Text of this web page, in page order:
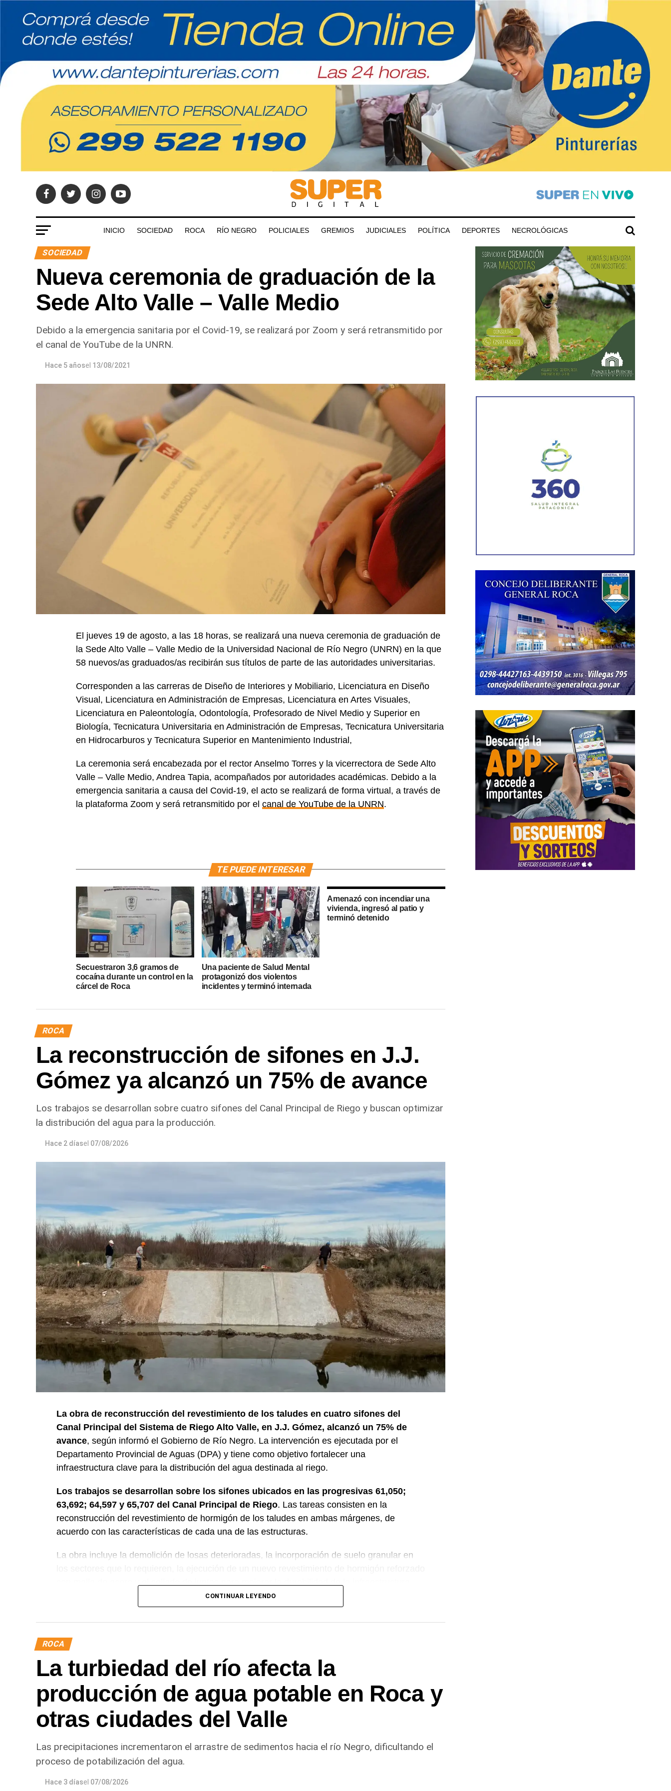
INICIO SOCIEDAD ROCA RÍO NEGRO POLICIALES GREMIOS JUDICIALES POLÍTICA DEPORTES NECROLÓGICAS
SOCIEDAD
Nueva ceremonia de graduación de la
Sede Alto Valle – Valle Medio
Debido a la emergencia sanitaria por el Covid-19, se realizará por Zoom y será retransmitido por
el canal de YouTube de la UNRN.
Hace 5 añosel 13/08/2021
El jueves 19 de agosto, a las 18 horas, se realizará una nueva ceremonia de graduación de
la Sede Alto Valle – Valle Medio de la Universidad Nacional de Río Negro (UNRN) en la que
58 nuevos/as graduados/as recibirán sus títulos de parte de las autoridades universitarias.
Corresponden a las carreras de Diseño de Interiores y Mobiliario, Licenciatura en Diseño
Visual, Licenciatura en Administración de Empresas, Licenciatura en Artes Visuales,
Licenciatura en Paleontología, Odontología, Profesorado de Nivel Medio y Superior en
Biología, Tecnicatura Universitaria en Administración de Empresas, Tecnicatura Universitaria
en Hidrocarburos y Tecnicatura Superior en Mantenimiento Industrial,
La ceremonia será encabezada por el rector Anselmo Torres y la vicerrectora de Sede Alto
Valle – Valle Medio, Andrea Tapia, acompañados por autoridades académicas. Debido a la
emergencia sanitaria a causa del Covid-19, el acto se realizará de forma virtual, a través de
la plataforma Zoom y será retransmitido por el canal de YouTube de la UNRN.
TE PUEDE INTERESAR
Secuestraron 3,6 gramos de
cocaína durante un control en la
cárcel de Roca
Una paciente de Salud Mental
protagonizó dos violentos
incidentes y terminó internada
Amenazó con incendiar una
vivienda, ingresó al patio y
terminó detenido
ROCA
La reconstrucción de sifones en J.J.
Gómez ya alcanzó un 75% de avance
Los trabajos se desarrollan sobre cuatro sifones del Canal Principal de Riego y buscan optimizar
la distribución del agua para la producción.
Hace 2 díasel 07/08/2026
La obra de reconstrucción del revestimiento de los taludes en cuatro sifones del
Canal Principal del Sistema de Riego Alto Valle, en J.J. Gómez, alcanzó un 75% de
avance, según informó el Gobierno de Río Negro. La intervención es ejecutada por el
Departamento Provincial de Aguas (DPA) y tiene como objetivo fortalecer una
infraestructura clave para la distribución del agua destinada al riego.
Los trabajos se desarrollan sobre los sifones ubicados en las progresivas 61,050;
63,692; 64,597 y 65,707 del Canal Principal de Riego. Las tareas consisten en la
reconstrucción del revestimiento de hormigón de los taludes en ambas márgenes, de
acuerdo con las características de cada una de las estructuras.
La obra incluye la demolición de losas deterioradas, la incorporación de suelo granular en
Desde el DPA destacaron que esta intervención forma parte del plan de mantenimiento y
eficiente y seguro para los productores del Alto Valle.
CONTINUAR LEYENDO
ROCA
La turbiedad del río afecta la
producción de agua potable en Roca y
otras ciudades del Valle
Las precipitaciones incrementaron el arrastre de sedimentos hacia el río Negro, dificultando el
proceso de potabilización del agua.
Hace 3 díasel 07/08/2026